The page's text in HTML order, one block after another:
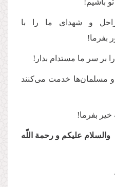
باشیم!
راحل و شهداى ما را با
بفرما!
بر سر ما مستدام بدار!
مسلمان‌ها خدمت مى‌‌كنند
بفرما!
والسلام علیكم و رحمة اللّه
.